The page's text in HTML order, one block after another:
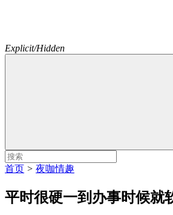
Explicit/Hidden
首页 > 夜咖情趣
平时很硬一到办事时候就